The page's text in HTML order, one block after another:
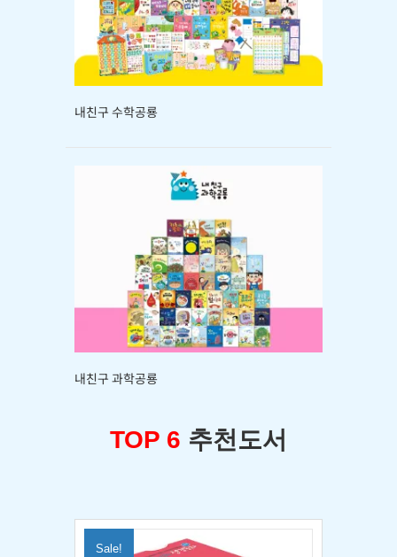
내친구 수학공룡
내친구 과학공룡
TOP 6 추천도서
Sale!